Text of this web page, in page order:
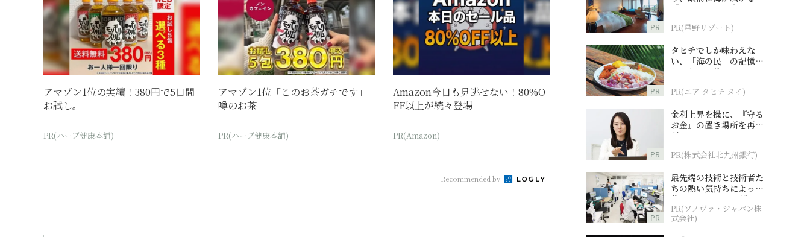
アマゾン1位の実績！380円で5日間
お試し。
PR(ハーブ健康本舗)
アマゾン1位「このお茶ガチです」
噂のお茶
PR(ハーブ健康本舗)
Amazon今日も見逃せない！80%O
FF以上が続々登場
PR(Amazon)
Recommended by
PR
『西表島ホテル by 星野
PR(星野リゾート)
PR
タヒチでしか味わえな
い、「海の民」の記憶へ
とつながる旅
PR(エア タヒチ ヌイ)
PR
金利上昇を機に、『守る
お金』の置き場所を再検
討
PR(株式会社北九州銀行)
PR
最先端の技術と技術者た
ちの熱い気持ちによって
作られているオーダーメ
イド補聴器
PR(ソノヴァ・ジャパン株
式会社)